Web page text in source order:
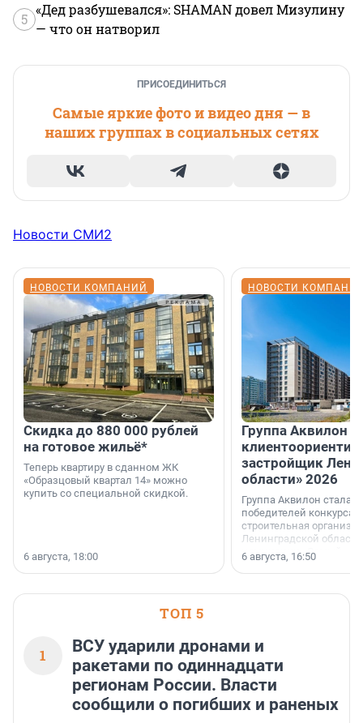
5
«Дед разбушевался»: SHAMAN довел Мизулину
— что он натворил
ПРИСОЕДИНИТЬСЯ
Самые яркие фото и видео дня — в
наших группах в социальных сетях
Новости СМИ2
НОВОСТИ КОМПАНИЙ
Скидка до 880 000 рублей
на готовое жильё*
Теперь квартиру в сданном ЖК
«Образцовый квартал 14» можно
купить со специальной скидкой.
6 августа, 18:00
НОВОСТИ
Группа Аквилон
застройщик
области» 2026
Группа Аквилон стала
победителей конкурса
строительная
Ленинградской области
номинации «Самый
застройщик
области».
6 августа, 16:50
ТОП 5
1
ВСУ ударили дронами и
ракетами по одиннадцати
регионам России. Власти
сообщили о погибших и раненых